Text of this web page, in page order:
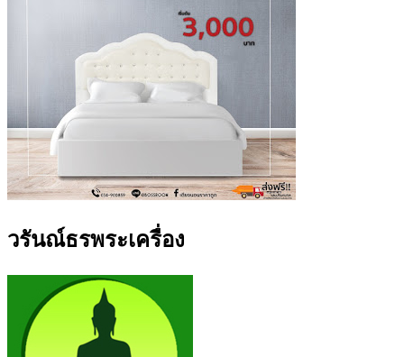
วรันณ์ธรพระเครื่อง